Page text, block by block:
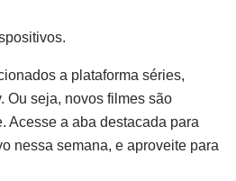
a plataforma séries,
Ou seja, novos filmes são
Acesse a aba destacada para
nessa semana, e aproveite para